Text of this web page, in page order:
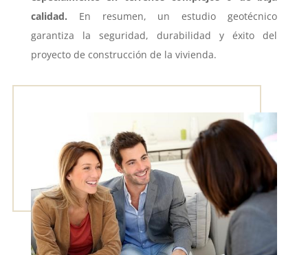
calidad. En resumen, un estudio geotécnico
garantiza la seguridad, durabilidad y éxito del
proyecto de construcción de la vivienda.